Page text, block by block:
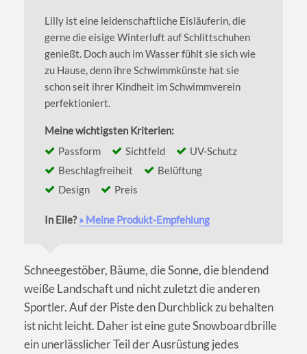
Lilly ist eine leidenschaftliche Eisläuferin, die
gerne die eisige Winterluft auf Schlittschuhen
genießt. Doch auch im Wasser fühlt sie sich wie
zu Hause, denn ihre Schwimmkünste hat sie
schon seit ihrer Kindheit im Schwimmverein
perfektioniert.
Meine wichtigsten Kriterien:
Passform
Sichtfeld
UV-Schutz
Beschlagfreiheit
Belüftung
Design
Preis
In Eile?» Meine Produkt-Empfehlung
Schneegestöber, Bäume, die Sonne, die blendend
weiße Landschaft und nicht zuletzt die anderen
Sportler. Auf der Piste den Durchblick zu behalten
ist nicht leicht. Daher ist eine gute Snowboardbrille
ein unerlässlicher Teil der Ausrüstung jedes